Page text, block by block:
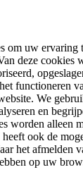
om uw ervaring
deze cookies
functioneren
We
en
worden alleen
ook de
het afmelden
op uw